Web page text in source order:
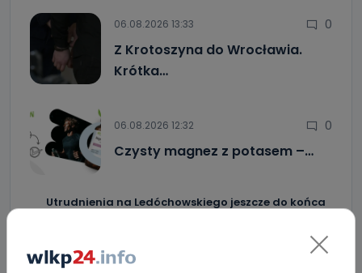
06.08.2026 13:33 0
Z Krotoszyna do Wrocławia.
Krótka…
06.08.2026 12:32 0
Czysty magnez z potasem –…
Utrudnienia na Ledóchowskiego jeszcze do końca
Policja ostrzega: wakacje to raj dla włamywaczy
[WIDEO]